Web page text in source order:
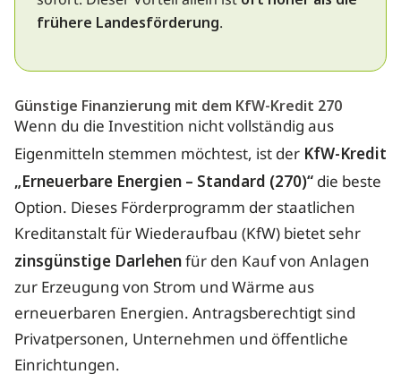
frühere Landesförderung.
Günstige Finanzierung mit dem KfW-Kredit 270
Wenn du die Investition nicht vollständig aus
Eigenmitteln stemmen möchtest, ist der KfW-Kredit
„Erneuerbare Energien – Standard (270)“ die beste
Option. Dieses Förderprogramm der staatlichen
Kreditanstalt für Wiederaufbau (KfW) bietet sehr
zinsgünstige Darlehenfür den Kauf von Anlagen
zur Erzeugung von Strom und Wärme aus
erneuerbaren Energien. Antragsberechtigt sind
Privatpersonen, Unternehmen und öffentliche
Einrichtungen.